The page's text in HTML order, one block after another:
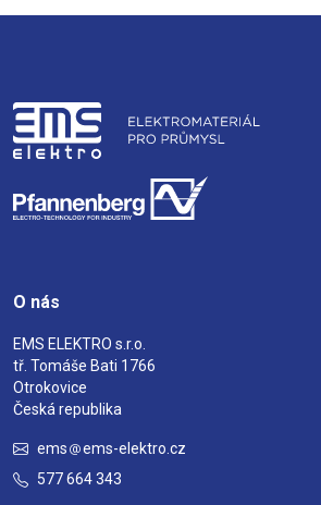
O nás
EMS ELEKTRO s.r.o.
tř. Tomáše Bati 1766
Otrokovice
Česká republika
ems
ems-elektro.cz
577 664 343